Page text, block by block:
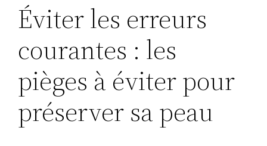
Éviter les erreurs
courantes : les
pièges à éviter pour
préserver sa peau